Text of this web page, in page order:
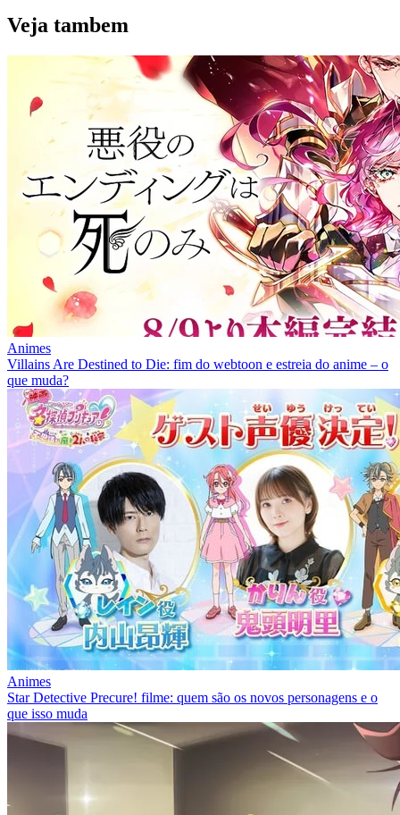
Veja tambem
Animes
Villains Are Destined to Die: fim do webtoon e estreia do anime – o
que muda?
Animes
Star Detective Precure! filme: quem são os novos personagens e o
que isso muda